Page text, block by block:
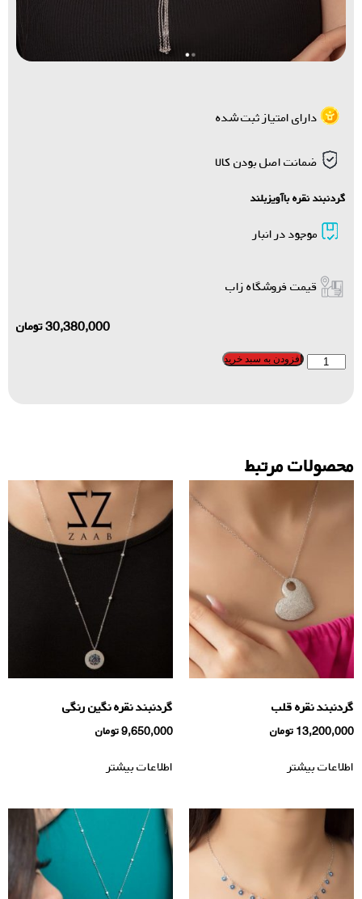
دارای امتیاز ثبت شده
ضمانت اصل بودن کالا
گردنبند نقره باآویزبلند
موجود در انبار
قیمت فروشگاه زاب
30,380,000تومان
افزودن به سبد خرید
محصولات مرتبط
گردنبند نقره قلب
13,200,000 تومان
اطلاعات بیشتر
گردنبند نقره نگین رنگی
9,650,000تومان
اطلاعات بیشتر